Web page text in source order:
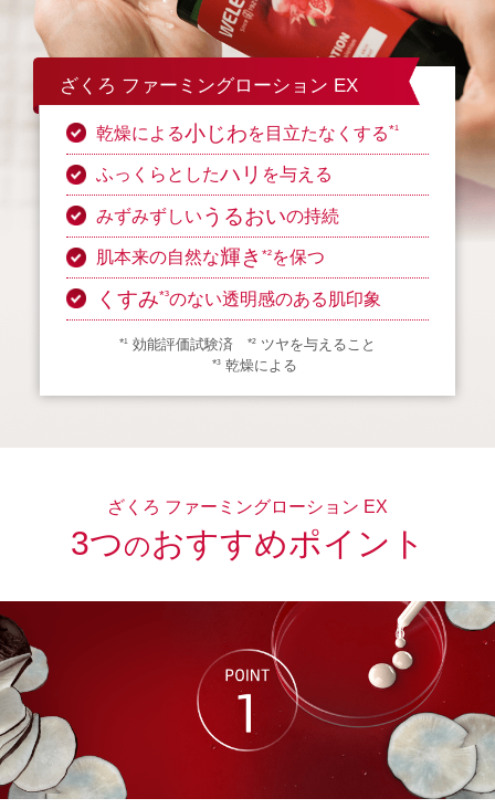
ざくろ ファーミングローション EX
乾燥による小じわを目立たなくする*¹
ふっくらとしたハリ を与える
みずみずしい うるおいの持続
肌本来の自然な輝き *²を保つ
くすみ*³のない透明感のある肌印象
*¹ 効能評価試験済 *² ツヤを与えること
*³ 乾燥による
ざくろ ファーミングローション EX
3つのおすすめポイント